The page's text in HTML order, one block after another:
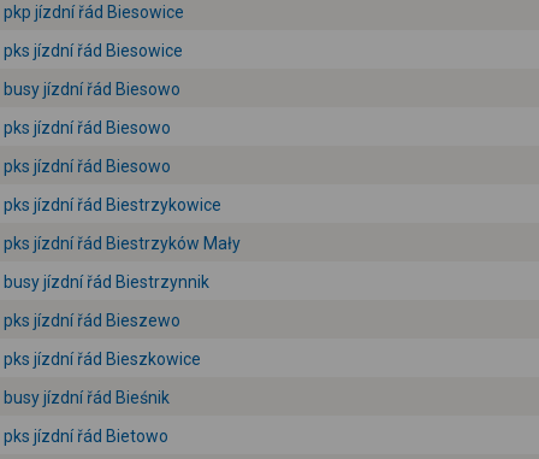
pkp jízdní řád Biesowice
pks jízdní řád Biesowice
busy jízdní řád Biesowo
pks jízdní řád Biesowo
pks jízdní řád Biesowo
pks jízdní řád Biestrzykowice
pks jízdní řád Biestrzyków Mały
busy jízdní řád Biestrzynnik
pks jízdní řád Bieszewo
pks jízdní řád Bieszkowice
busy jízdní řád Bieśnik
pks jízdní řád Bietowo